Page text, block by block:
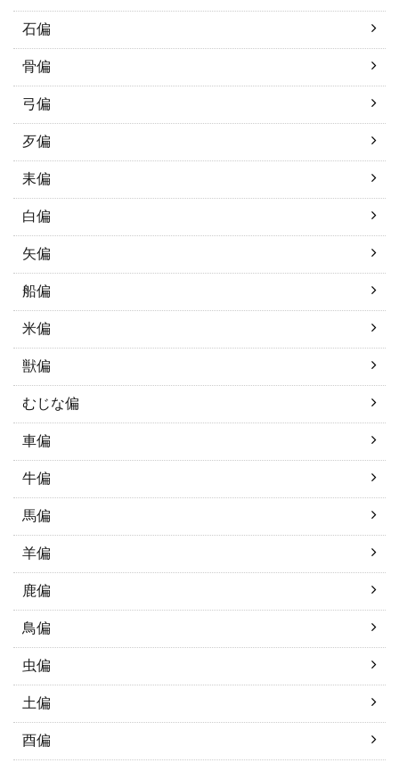
石偏
骨偏
弓偏
歹偏
耒偏
白偏
矢偏
船偏
米偏
獣偏
むじな偏
車偏
牛偏
馬偏
羊偏
鹿偏
鳥偏
虫偏
土偏
酉偏